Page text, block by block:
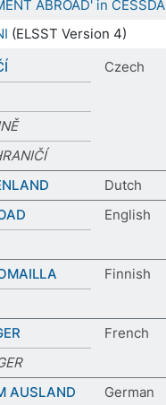
ABROAD' in
(ELSST Version 4)
Czech
Dutch
English
Finnish
French
AUSLAND
German